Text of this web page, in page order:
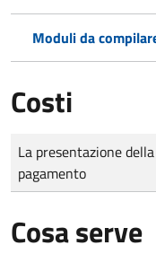
Moduli da
Costi
Tipo di pagamento
Importo
La presentazione
pagamento
Cosa serve